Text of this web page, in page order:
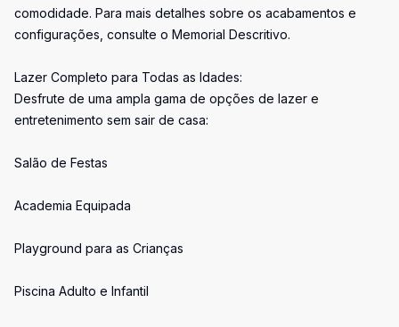
comodidade. Para mais detalhes sobre os acabamentos e
configurações, consulte o Memorial Descritivo.
Lazer Completo para Todas as Idades:
Desfrute de uma ampla gama de opções de lazer e
entretenimento sem sair de casa:
Salão de Festas
Academia Equipada
Playground para as Crianças
Piscina Adulto e Infantil